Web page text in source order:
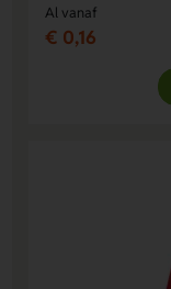
Al vanaf
€ 0,16